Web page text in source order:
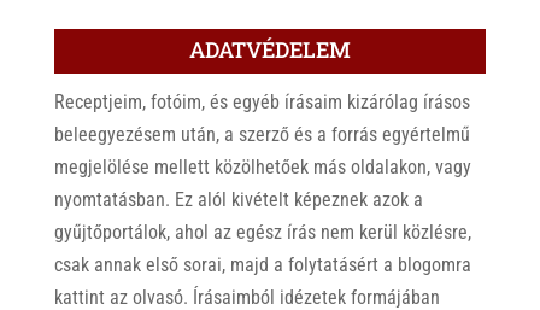
ADATVÉDELEM
Receptjeim, fotóim, és egyéb írásaim kizárólag írásos
beleegyezésem után, a szerző és a forrás egyértelmű
megjelölése mellett közölhetőek más oldalakon, vagy
nyomtatásban. Ez alól kivételt képeznek azok a
gyűjtőportálok, ahol az egész írás nem kerül közlésre,
csak annak első sorai, majd a folytatásért a blogomra
kattint az olvasó. Írásaimból idézetek formájában